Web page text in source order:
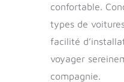
confortable.
types de
facilité
voyager
compagnie.